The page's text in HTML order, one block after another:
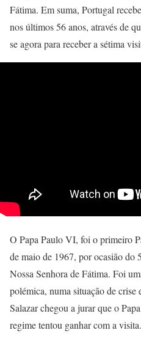
Fátima. Em suma, Portugal
nos últimos 56 anos, através de
se agora para receber a sétima
O Papa Paulo VI, foi o primeiro
de maio de 1967, por ocasião do
Nossa Senhora de Fátima. Foi
polémica, numa situação de
Salazar chegou a jurar que o
regime tentou ganhar com a visita.